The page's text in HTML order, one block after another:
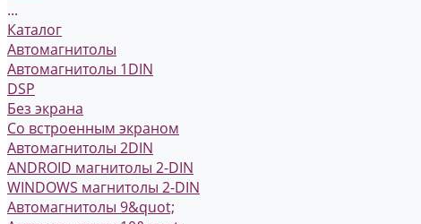
...
Каталог
Автомагнитолы
Автомагнитолы 1DIN
DSP
Без экрана
Со встроенным экраном
Автомагнитолы 2DIN
ANDROID магнитолы 2-DIN
WINDOWS магнитолы 2-DIN
Автомагнитолы 9&quot;